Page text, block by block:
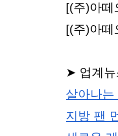
[(주)아떼
[(주)아떼
➤ 업계뉴
살아나는
지방 팬